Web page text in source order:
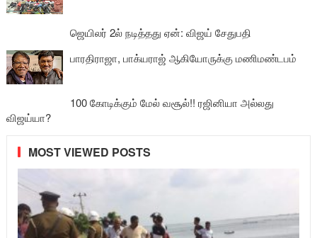
ஜெயிலர் 2ல் நடித்தது ஏன்: விஜய் சேதுபதி
பாரதிராஜா, பாக்யராஜ் ஆகியோருக்கு மணிமண்டபம்
100 கோடிக்கும் மேல் வசூல்!! ரஜினியா அல்லது
விஜய்யா?
MOST VIEWED POSTS